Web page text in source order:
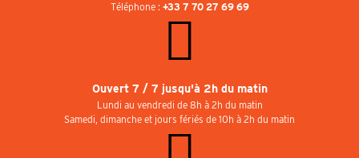
Téléphone : +33 7 70 27 69 69
Ouvert 7 / 7 jusqu'à 2h du matin
Lundi au vendredi de 8h à 2h du matin
Samedi, dimanche et jours fériés de 10h à 2h du matin